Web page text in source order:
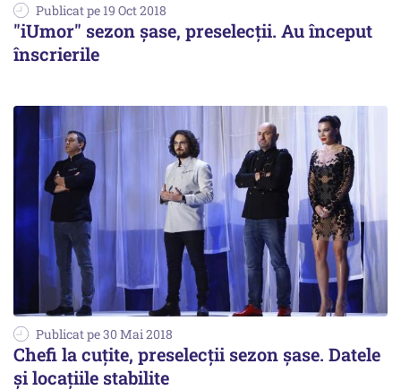
Publicat pe 19 Oct 2018
"iUmor" sezon șase, preselecții. Au început
înscrierile
Publicat pe 30 Mai 2018
Chefi la cuțite, preselecții sezon șase. Datele
și locațiile stabilite